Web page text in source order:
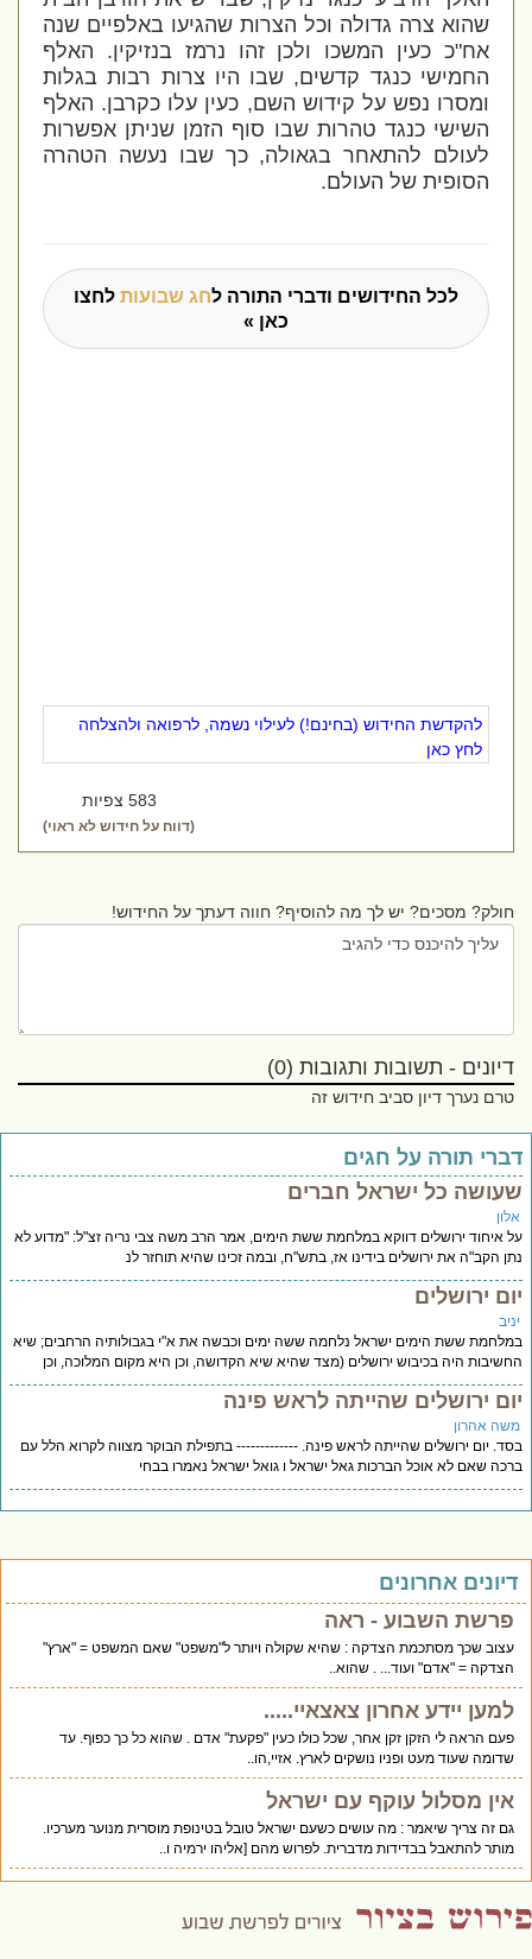
שהוא צרה גדולה וכל הצרות שהגיעו באלפיים שנה
אח"כ כעין המשכו ולכן זהו נרמז בנזיקין. האלף
החמישי כנגד קדשים, שבו היו צרות רבות בגלות
ומסרו נפש על קידוש השם, כעין עלו כקרבן. האלף
השישי כנגד טהרות שבו סוף הזמן שניתן אפשרות
לעולם להתאחר בגאולה, כך שבו נעשה הטהרה
הסופית של העולם.
לכל החידושים ודברי התורה לחג שבועותלחצו
כאן »
להקדשת החידוש (בחינם!) לעילוי נשמה, לרפואה ולהצלחה
לחץ כאן
583 צפיות
(דווח על חידוש לא ראוי)
חולק? מסכים? יש לך מה להוסיף? חווה דעתך על החידוש!
דיונים - תשובות ותגובות (0)
טרם נערך דיון סביב חידוש זה
תורה על חגים
כל ישראל חברים
איחוד ירושלים דווקא במלחמת ששת הימים, אמר הרב משה צבי נריה זצ"ל: "מדוע לא
הקב"ה את ירושלים בידינו אז, בתש"ח, ובמה זכינו שהיא תוחזר לנ
ירושלים
ששת הימים ישראל נלחמה ששה ימים וכבשה את א"י בגבולותיה הרחבים; שיא
היה בכיבוש ירושלים (מצד שהיא שיא הקדושה, וכן היא מקום המלוכה, וכן
ירושלים שהייתה לראש פינה
אהרון
יום ירושלים שהייתה לראש פינה. ------------- בתפילת הבוקר מצווה לקרוא הלל עם
שאם לא אוכל הברכות גאל ישראל ו גואל ישראל נאמרו בבחי
אחרונים
פרשת השבוע - ראה
עצוב שכך מסתכמת הצדקה : שהיא שקולה ויותר ל"משפט" שאם המשפט = "ארץ"
הצדקה = "אדם" ועוד... . שהוא..
למען יידע אחרון צאצאיי.....
פעם הראה לי הזקן זקן אחר, שכל כולו כעין "פקעת" אדם . שהוא כל כך כפוף. עד
שדומה שעוד מעט ופניו נושקים לארץ. אזיי,הו..
אין מסלול עוקף עם ישראל
גם זה צריך שיאמר : מה עושים כשעם ישראל טובל בטינופת מוסרית מנוער מערכיו.
מותר להתאבל בבדידות מדברית. לפרוש מהם [אליהו ירמיה ו..